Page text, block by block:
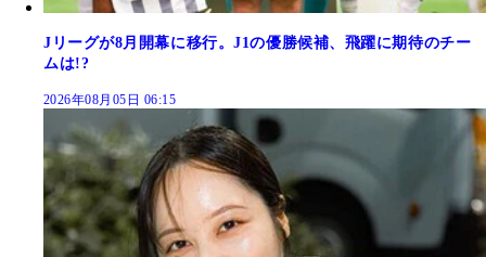
Jリーグが8月開幕に移行。J1の優勝候補、飛躍に期待のチー
ムは!?
2026年08月05日 06:15